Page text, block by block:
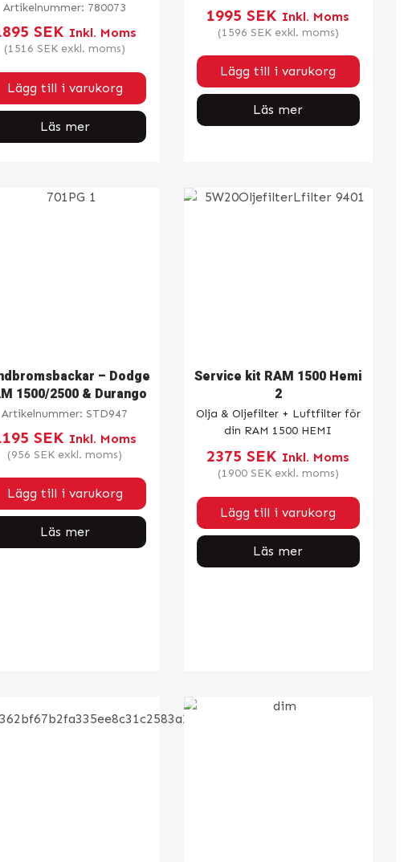
Artikelnummer: 780073
SEK Inkl. Moms
(1516 SEK exkl. moms)
Lägg till i varukorg
Läs mer
1995 SEK Inkl. Moms
(1596 SEKexkl. moms)
Lägg till i varukorg
Läs mer
– Dodge
1500/2500 & Durango
Artikelnummer: STD947
SEK Inkl. Moms
(956 SEK exkl. moms)
Lägg till i varukorg
Läs mer
Service kit RAM 1500 Hemi
2
Olja & Oljefilter + Luftfilter för
din RAM 1500 HEMI
2375 SEK Inkl. Moms
(1900 SEKexkl. moms)
Lägg till i varukorg
Läs mer